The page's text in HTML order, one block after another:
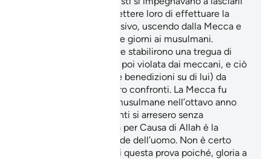
andare in pace e permettere loro di effettuare la
‘Umra nell’anno successivo, uscendo dalla Mecca e
lasciando la città per tre giorni ai musulmani.
Entrambe le parti inoltre stabilirono una tregua di
dieci anni. La tregua fu poi violata dai meccani, e ciò
liberò il Profeta (pace e benedizioni su di lui) da
qualsiasi obbligo nei loro confronti. La Mecca fu
investita dalle truppe musulmane nell’ottavo anno
dall’Egira, e i suoi abitanti si arresero senza
La lotta per Causa di Allah è la
massima prova della fede dell’uomo. Non è certo
Allah che ha bisogno di questa prova poiché, gloria a